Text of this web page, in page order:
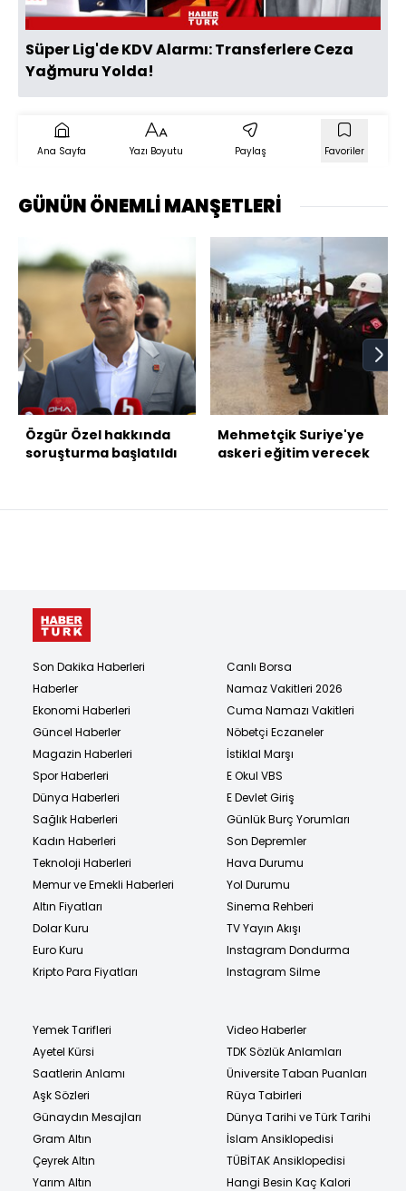
Süper Lig'de KDV Alarmı: Transferlere Ceza
Yağmuru Yolda!
Ana Sayfa Yazı Boyutu Paylaş Favoriler
GÜNÜN ÖNEMLİ MANŞETLERİ
Özgür Özel hakkında
soruşturma başlatıldı
Mehmetçik Suriye'ye
askeri eğitim verecek
Son Dakika Haberleri
Haberler
Ekonomi Haberleri
Güncel Haberler
Magazin Haberleri
Spor Haberleri
Dünya Haberleri
Sağlık Haberleri
Kadın Haberleri
Teknoloji Haberleri
Memur ve Emekli Haberleri
Altın Fiyatları
Dolar Kuru
Euro Kuru
Kripto Para Fiyatları
Canlı Borsa
Namaz Vakitleri 2026
Cuma Namazı Vakitleri
Nöbetçi Eczaneler
İstiklal Marşı
E Okul VBS
E Devlet Giriş
Günlük Burç Yorumları
Son Depremler
Hava Durumu
Yol Durumu
Sinema Rehberi
TV Yayın Akışı
Instagram Dondurma
Instagram Silme
Yemek Tarifleri
Ayetel Kürsi
Saatlerin Anlamı
Aşk Sözleri
Günaydın Mesajları
Gram Altın
Çeyrek Altın
Yarım Altın
Video Haberler
TDK Sözlük Anlamları
Üniversite Taban Puanları
Rüya Tabirleri
Dünya Tarihi ve Türk Tarihi
İslam Ansiklopedisi
TÜBİTAK Ansiklopedisi
Hangi Besin Kaç Kalori